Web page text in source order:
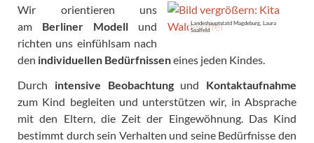
Landeshauptstatd Magdeburg, Laura
Saalfeld
Wir orientieren uns
am Berliner Modell und
richten uns einfühlsam nach
den individuellen Bedürfnisseneines jeden Kindes.
Durch intensive Beobachtungund Kontaktaufnahme
zum Kind begleiten und unterstützen wir, in Absprache
mit den Eltern, die Zeit der Eingewöhnung. Das Kind
bestimmt durch sein Verhalten und seine Bedürfnisse den